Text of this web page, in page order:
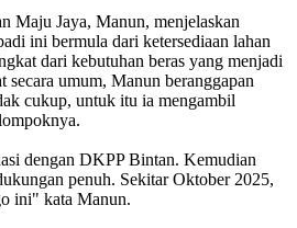
Maju Jaya, Manun, menjelaskan
ini bermula dari ketersediaan lahan
dari kebutuhan beras yang menjadi
secara umum, Manun beranggapan
cukup, untuk itu ia mengambil
dengan DKPP Bintan. Kemudian
penuh. Sekitar Oktober 2025,
ini" kata Manun.